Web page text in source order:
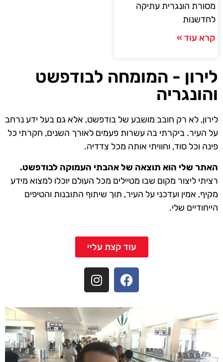
מסורת הונגרית עתיקה
לחדשנות
קרא עוד »
לירון - המומחה לבודפשט
והונגריה
לירון, לא רק חובב מושבע של בודפשט, אלא גם בעל ידע נרחב
על העיר. ביקרתי בה עשרות פעמים לאורך השנים, חקרתי כל
פינה וכל סוד, וחוויתי אותה מכל צדדיה.
האתר שלי הוא תוצאה של אהבתי העמוקה לבודפשט.
רציתי ליצור מקום שבו מטיילים מכל העולם יוכלו למצוא מידע
מקיף, אמין ועדכני על העיר, תוך שיתוף התובנות והטיפים
הייחודיים שלי.
עוד קצת עליי